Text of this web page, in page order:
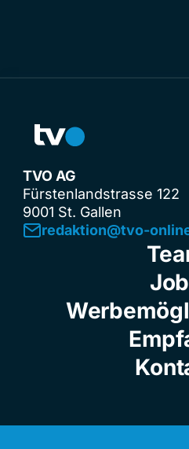
TVO AG
Fürstenlandstrasse 122
9001 St. Gallen
redaktion@tvo-